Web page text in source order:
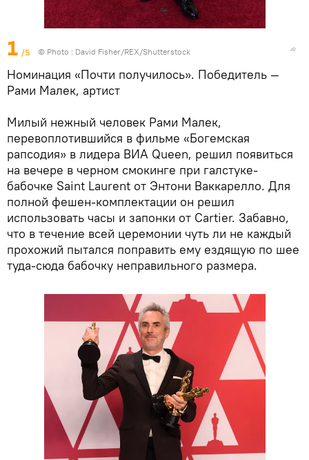
1 /5 © Photo : David Fisher/REX/Shutterstock
Номинация «Почти получилось». Победитель —
Рами Малек, артист
Милый нежный человек Рами Малек,
перевоплотившийся в фильме «Богемская
рапсодия» в лидера ВИА Queen, решил появиться
на вечере в черном смокинге при галстуке-
бабочке Saint Laurent от Энтони Ваккарелло. Для
полной фешен-комплектации он решил
использовать часы и запонки от Cartier. Забавно,
что в течение всей церемонии чуть ли не каждый
прохожий пытался поправить ему ездящую по шее
туда-сюда бабочку неправильного размера.